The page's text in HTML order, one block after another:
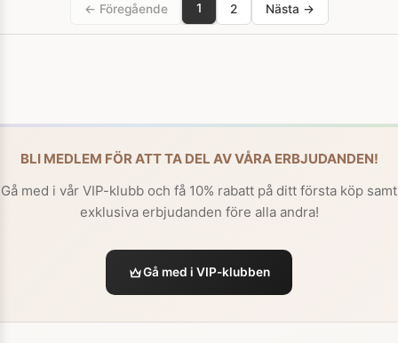
← Föregående 1 2 Nästa →
BLI MEDLEM FÖR ATT TA DEL AV VÅRA ERBJUDANDEN!
Gå med i vår VIP-klubb och få 10% rabatt på ditt första köp samt
exklusiva erbjudanden före alla andra!
Gå med i VIP-klubben